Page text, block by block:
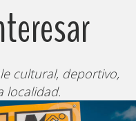
cultural, deportivo,
localidad.